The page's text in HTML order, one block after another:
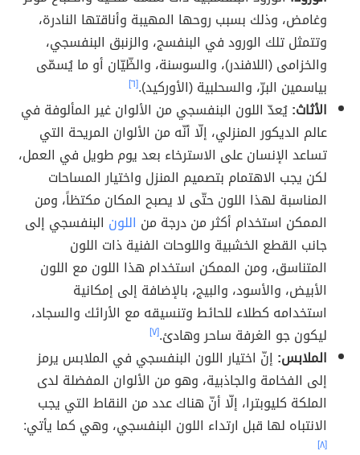
وغامض، وذلك بسبب روحها المهيبة وأناقتها النادرة،
وتتمثل تلك الورود في البنفسج، والزنبق البنفسجي،
والخزامى (اللافندر)، والسوسنة، والظّيّان أو ما يُسمّى
بياسمين البرّ، والسحلبية (الأوركيد).[٦]
الأثاث:يُعدّ اللون البنفسجي من الألوان غير المألوفة في
عالم الديكور المنزلي، إلّا أنّه من الألوان المريحة التي
تساعد الإنسان على الاسترخاء بعد يوم طويل في العمل،
لكن يجب الاهتمام بتصميم المنزل واختيار المساحات
المناسبة لهذا اللون حتّى لا يصبح المكان مكتظاً، ومن
الممكن استخدام أكثر من درجة من اللون البنفسجي إلى
جانب القطع الخشبية واللوحات الفنية ذات اللون
المتناسق، ومن الممكن استخدام هذا اللون مع اللون
الأبيض، والأسود، والبيج، بالإضافة إلى إمكانية
استخدامه كطلاء للحائط وتنسيقه مع الأرائك والسجاد،
ليكون جو الغرفة ساحر وهادئ.[٧]
الملابس: إنّ اختيار اللون البنفسجي في الملابس يرمز
إلى الفخامة والجاذبية، وهو من الألوان المفضلة لدى
الملكة كليوبترا، إلّا أنّ هناك عدد من النقاط التي يجب
الانتباه لها قبل ارتداء اللون البنفسجي، وهي كما يأتي:
[٨]